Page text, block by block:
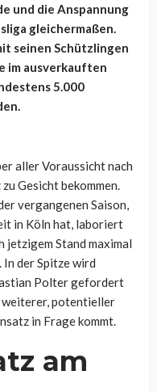
und die Anspannung
gleichermaßen.
seinen Schützlingen
im ausverkauften
5.000
aller Voraussicht nach
Gesicht bekommen.
vergangenen Saison,
in Köln hat, laboriert
jetzigem Stand maximal
In der Spitze wird
Polter gefordert
weiterer, potentieller
in Frage kommt.
am